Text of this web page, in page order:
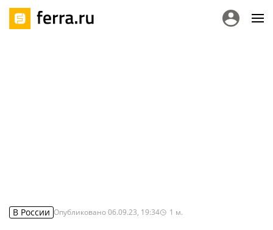
В России Опубликовано06.09.23, 19:34 1 м.